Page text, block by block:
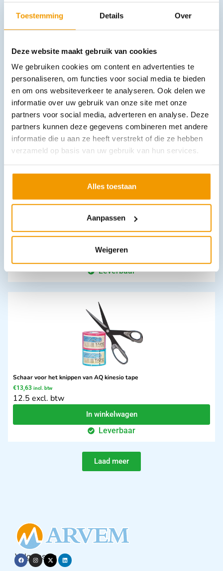
Toestemming Details Over
Deze website maakt gebruik van cookies
We gebruiken cookies om content en advertenties te
personaliseren, om functies voor social media te bieden
en om ons websiteverkeer te analyseren. Ook delen we
informatie over uw gebruik van onze site met onze
partners voor social media, adverteren en analyse. Deze
partners kunnen deze gegevens combineren met andere
informatie die u aan ze heeft verstrekt of die ze hebben
verzameld op basis van uw gebruik van hun services.
Alles toestaan
Aanpassen
Weigeren
Prepareerschaar Metzenbaum recht
€9,32 – €23,92 incl. btw
7.7 excl. btw
Opties bekijken
Leverbaar
Doekklem Backhaus Afdeling kwaliteit RVS
2.67 excl. btw
Opties bekijken
Leverbaar
Schaar voor het knippen van AQ kinesio tape
€13,63 incl. btw
12.5 excl. btw
In winkelwagen
Leverbaar
Laad meer
Volg ons op